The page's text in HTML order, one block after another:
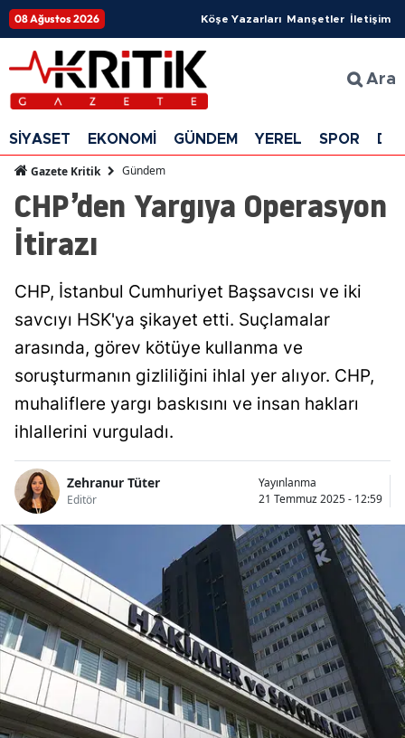
08 Ağustos 2026 Köşe Yazarları Manşetler İletişim
Ara
SİYASET EKONOMİ GÜNDEM YEREL SPOR
Gazete Kritik Gündem
CHP’den Yargıya Operasyon
İtirazı
CHP, İstanbul Cumhuriyet Başsavcısı ve iki
savcıyı HSK'ya şikayet etti. Suçlamalar
arasında, görev kötüye kullanma ve
soruşturmanın gizliliğini ihlal yer alıyor. CHP,
muhaliflere yargı baskısını ve insan hakları
ihlallerini vurguladı.
Zehranur Tüter
Editör
Yayınlanma
21 Temmuz 2025 - 12:59